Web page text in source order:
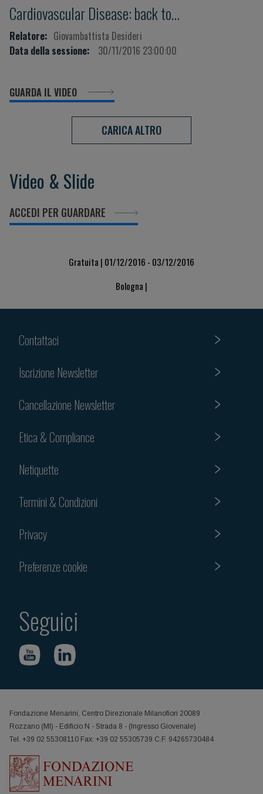
Cardiovascular Disease: back to
pathophysiology
Relatore: Giovambattista Desideri
Data della sessione:
30/11/2016 23:00:00
GUARDA IL VIDEO
CARICA ALTRO
Video & Slide
ACCEDI PER GUARDARE
Gratuita | 01/12/2016 - 03/12/2016
Bologna |
Contattaci
Iscrizione Newsletter
Cancellazione Newsletter
Etica & Compliance
Netiquette
Termini & Condizioni
Privacy
Preferenze cookie
Seguici
Fondazione Menarini, Centro Direzionale Milanofiori 20089
Rozzano (MI) - Edificio N - Strada 8 - (Ingresso Giovenale)
Tel. +39 02 55308110 Fax: +39 02 55305739 C.F. 94265730484